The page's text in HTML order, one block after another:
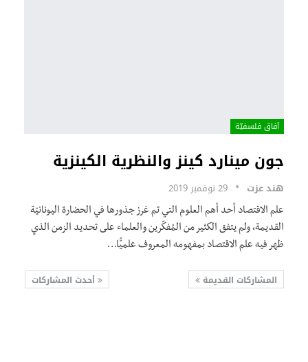
آفاق فلسفيّة‎
جون مينارد كينز والنظرية الكينزية
هند عزت 29 نوفمبر 2019
علم الاقتصاد أحد أهم العلوم التي تم غرز جذورها في الحضارة اليونانيّة
القديمة، ولم يتفق الكثير من المُفكّرين والعلماء على تحديد الزمن الذي
ظهر فيه علم الاقتصاد بمفهومه المعروف علميًّا…
المشاركات القديمة أحدث المشاركات